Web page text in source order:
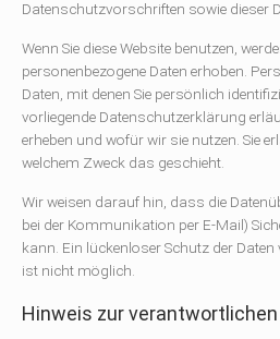
Datenschutzvorschriften sowie dieser
Wenn Sie diese Website benutzen,
personenbezogene Daten erhoben.
Daten, mit denen Sie persönlich
vorliegende Datenschutzerklärung
erheben und wofür wir sie nutzen. Sie
welchem Zweck das geschieht.
Wir weisen darauf hin, dass die
bei der Kommunikation per E-Mail)
kann. Ein lückenloser Schutz der
ist nicht möglich.
Hinweis zur